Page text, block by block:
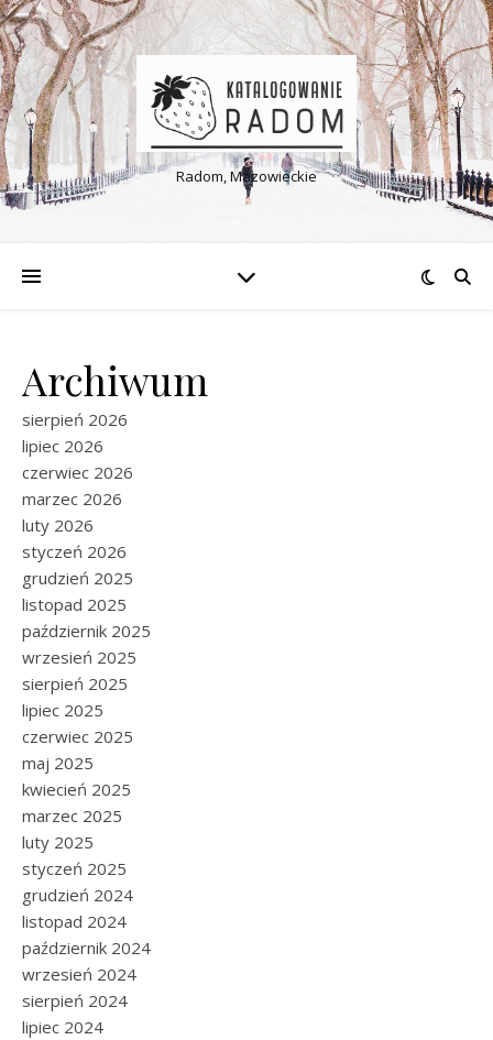
Radom, Mazowieckie
Archiwum
sierpień 2026
lipiec 2026
czerwiec 2026
marzec 2026
luty 2026
styczeń 2026
grudzień 2025
listopad 2025
październik 2025
wrzesień 2025
sierpień 2025
lipiec 2025
czerwiec 2025
maj 2025
kwiecień 2025
marzec 2025
luty 2025
styczeń 2025
grudzień 2024
listopad 2024
październik 2024
wrzesień 2024
sierpień 2024
lipiec 2024